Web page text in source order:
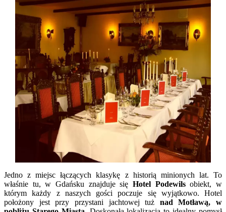
Jedno z miejsc łączących klasykę z historią minionych lat. To
właśnie tu, w Gdańsku znajduje się Hotel Podewilsobiekt, w
którym każdy z naszych gości poczuje się wyjątkowo. Hotel
położony jest przy przystani jachtowej tuż nad Motławą, w